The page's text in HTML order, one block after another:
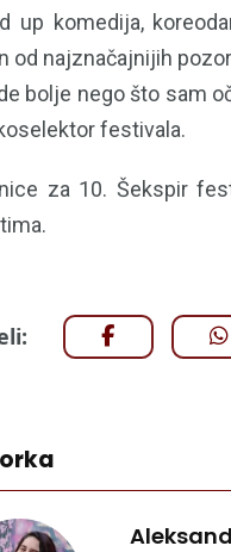
up komedija,
od najznačajnijih
bolje nego što sam
festivala.
za 10. Šekspir